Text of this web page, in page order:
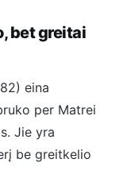
bet greitai
eina
per Matrei
Jie yra
be greitkelio